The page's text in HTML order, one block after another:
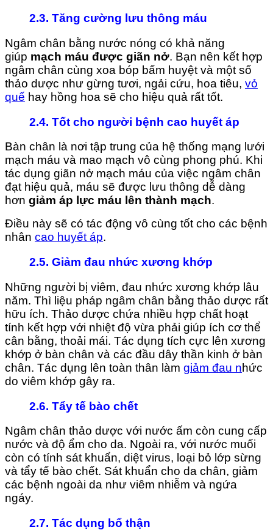
2.3. Tăng cường lưu thông máu
Ngâm chân bằng nước nóng có khả năng
giúp mạch máu được giãn nở. Bạn nên kết hợp
ngâm chân cùng xoa bóp bấm huyệt và một số
thảo dược như gừng tươi, ngải cứu, hoa tiêu, vỏ
quế hay hồng hoa sẽ cho hiệu quả rất tốt.
2.4. Tốt cho người bệnh cao huyết áp
Bàn chân là nơi tập trung của hệ thống mạng lưới
mạch máu và mao mạch vô cùng phong phú. Khi
tác dụng giãn nở mạch máu của việc ngâm chân
đạt hiệu quả, máu sẽ được lưu thông dễ dàng
hơn giảm áp lực máu lên thành mạch.
Điều này sẽ có tác động vô cùng tốt cho các bệnh
nhân cao huyết áp.
2.5. Giảm đau nhức xương khớp
Những người bị viêm, đau nhức xương khớp lâu
năm. Thì liệu pháp ngâm chân bằng thảo dược rất
hữu ích. Thảo dược chứa nhiều hợp chất hoạt
tính kết hợp với nhiệt độ vừa phải giúp ích cơ thể
cân bằng, thoải mái. Tác dụng tích cực lên xương
khớp ở bàn chân và các đầu dây thần kinh ở bàn
chân. Tác dụng lên toàn thân làm giảm đau nhức
do viêm khớp gây ra.
2.6. Tẩy tế bào chết
Ngâm chân thảo dược với nước ấm còn cung cấp
nước và độ ẩm cho da. Ngoài ra, với nước muối
còn có tính sát khuẩn, diệt virus, loại bỏ lớp sừng
và tẩy tế bào chết. Sát khuẩn cho da chân, giảm
các bệnh ngoài da như viêm nhiễm và ngứa
ngáy.
2.7. Tác dụng bổ thận